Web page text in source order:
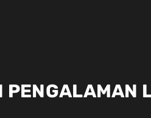
PENGALAMAN